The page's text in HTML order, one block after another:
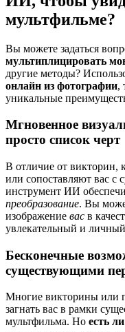
мультфильме?
Вы можете задаться
мультиплицировать
другие методы?
онлайн из фотографии,
уникальные
Мгновенное
просто список черт
В отличие от викторин,
или сопоставляют вас
инструмент ИИ
преобразование. Вы
изображение вас в
увлекательный и
Бесконечные
существующими
Многие викторины или
загнать вас в рамки
мультфильма. Но есть